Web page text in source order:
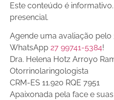
Este conteúdo é
presencial.
Agende uma avaliação
WhatsApp 27 99741-5384!
Dra. Helena Hotz Arroyo
Otorrinolaringologista
CRM-ES 11.920 RQE 7951
Apaixonada pela face e